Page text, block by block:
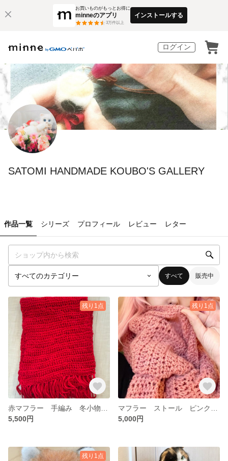
お買いものがもっとお得に
minneのアプリ
3万件以上
インストールする
ログイン
SATOMI HANDMADE KOUBO'S GALLERY
作品一覧 シリーズ プロフィール レビュー レター
すべて 販売中
残り1点
5,500円
残り1点
5,000円
残り1点